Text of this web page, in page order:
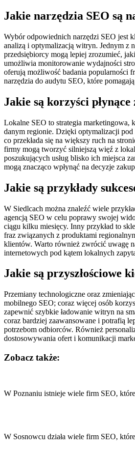
Jakie narzędzia SEO są
Wybór odpowiednich narzędzi SEO jest
analizą i optymalizacją witryn. Jednym z
przedsiębiorcy mogą lepiej zrozumieć,
umożliwia monitorowanie wydajności
oferują możliwość badania popularności
narzędzia do audytu SEO, które
Jakie są korzyści
Lokalne SEO to strategia marketingowa,
danym regionie. Dzięki optymalizacji
co przekłada się na większy ruch na
firmy mogą tworzyć silniejszą więź z
poszukujących usług blisko ich miejsca
mogą znacząco wpłynąć na decyzje
Jakie są przykłady
W Siedlcach można znaleźć wiele
agencją SEO w celu poprawy swojej
ciągu kilku miesięcy. Inny przykład to
fraz związanych z produktami
klientów. Warto również zwrócić uwagę
internetowych pod kątem lokalnych
Jakie są przyszłościowe
Przemiany technologiczne oraz
mobilnego SEO; coraz więcej osób
zapewnić szybkie ładowanie witryn na
coraz bardziej zaawansowane i potrafią
potrzebom odbiorców. Również
dostosowywania ofert i komunikacji
Zobacz także:
W Poznaniu istnieje wiele firm SEO,
W Sosnowcu działa wiele firm SEO,
wpisu